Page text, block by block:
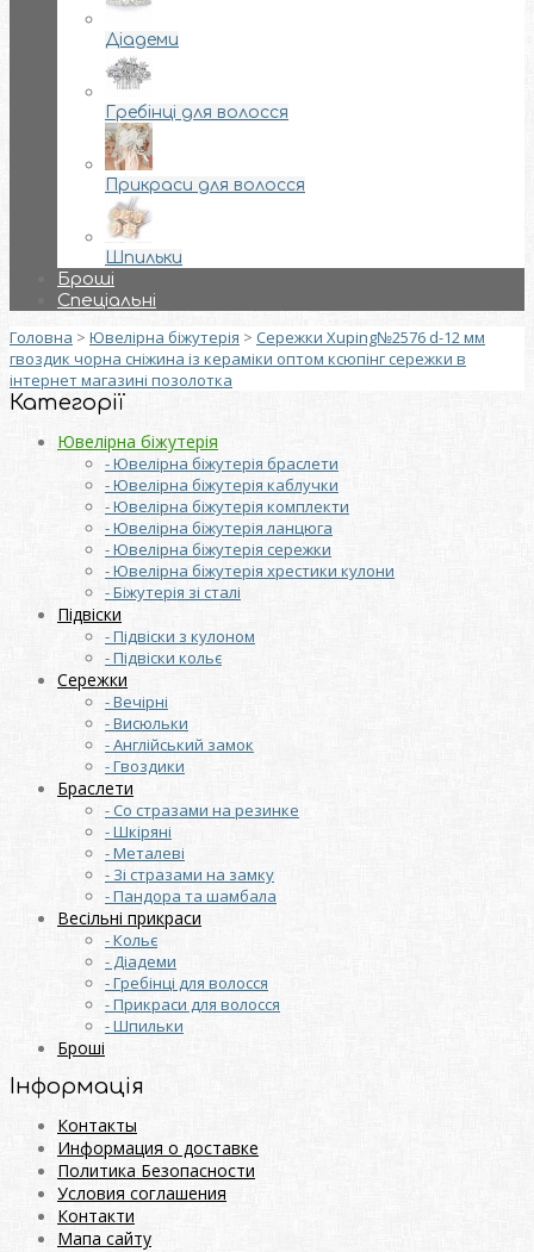
Діадеми
Гребінці для волосся
Прикраси для волосся
Шпильки
Броші
Спеціальні
Головна > Ювелірна біжутерія > Сережки Xuping№2576 d-12 мм
гвоздик чорна сніжина із кераміки оптом ксюпінг сережки в
інтернет магазині позолотка
Категорії
Ювелірна біжутерія
- Ювелірна біжутерія браслети
- Ювелірна біжутерія каблучки
- Ювелірна біжутерія комплекти
- Ювелірна біжутерія ланцюга
- Ювелірна біжутерія сережки
- Ювелірна біжутерія хрестики кулони
- Біжутерія зі сталі
Підвіски
- Підвіски з кулоном
- Підвіски кольє
Сережки
- Вечірні
- Висюльки
- Англійський замок
- Гвоздики
Браслети
- Со стразами на резинке
- Шкіряні
- Металеві
- Зі стразами на замку
- Пандора та шамбала
Весільні прикраси
- Кольє
- Діадеми
- Гребінці для волосся
- Прикраси для волосся
- Шпильки
Броші
Інформація
Контакты
Информация о доставке
Политика Безопасности
Условия соглашения
Контакти
Мапа сайту